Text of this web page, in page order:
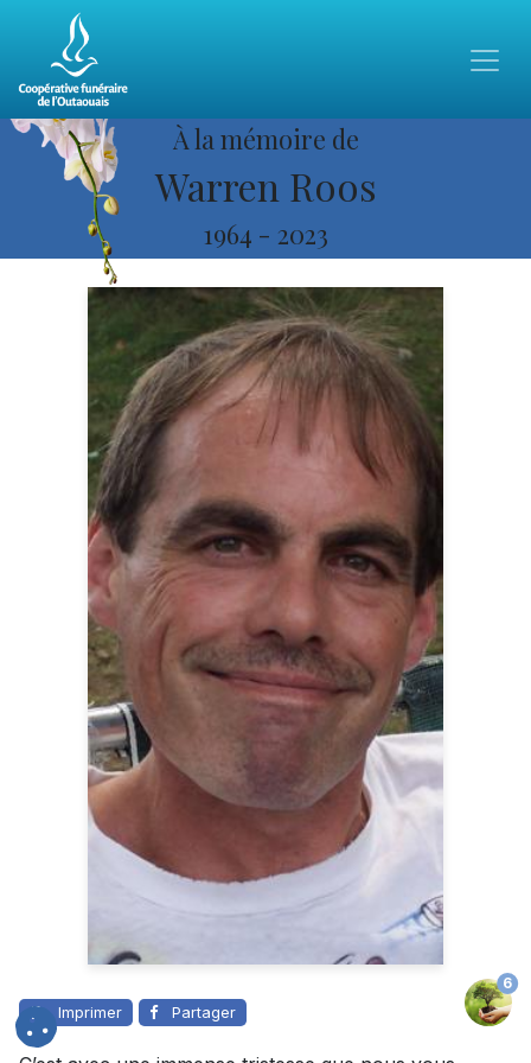
À la mémoire de
Warren Roos
1964 - 2023
Imprimer Partager
6